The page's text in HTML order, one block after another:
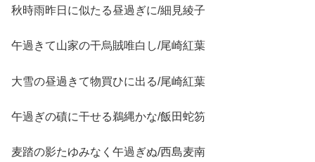
秋時雨昨日に似たる昼過ぎに/細見綾子
午過きて山家の干烏賊唯白し/尾崎紅葉
大雪の昼過きて物買ひに出る/尾崎紅葉
午過ぎの磧に干せる鵜縄かな/飯田蛇笏
麦踏の影たゆみなく午過ぎぬ/西島麦南